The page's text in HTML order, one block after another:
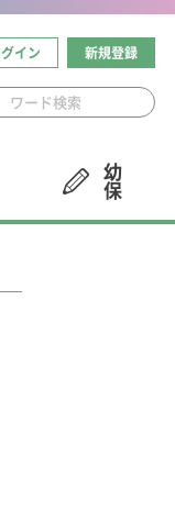
イン 新規登録
幼
保